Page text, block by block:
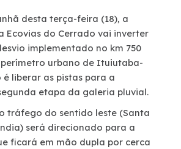
desta terça-feira (18), a
Ecovias do Cerrado vai inverter
implementado no km 750
perímetro urbano de Ituiutaba-
é liberar as pistas para a
etapa da galeria pluvial.
tráfego do sentido leste (Santa
será direcionado para a
ficará em mão dupla por cerca